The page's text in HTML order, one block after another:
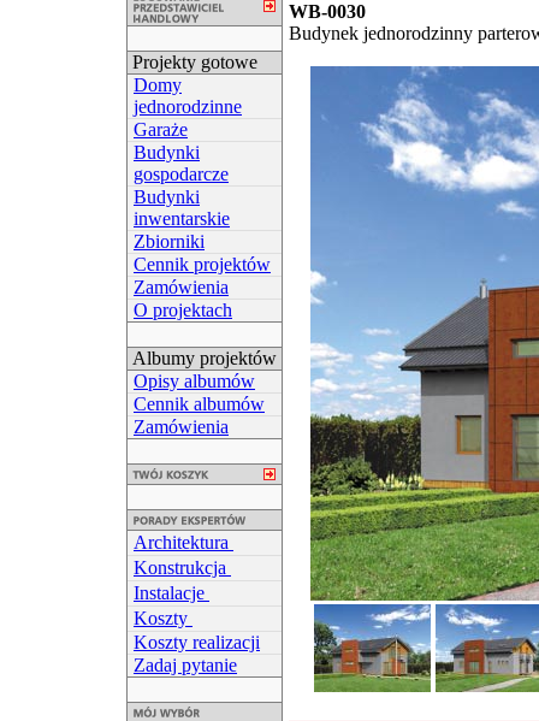
Projekty gotowe
Domy
jednorodzinne
Garaże
Budynki
gospodarcze
Budynki
inwentarskie
Zbiorniki
Cennik projektów
Zamówienia
O projektach
Albumy projektów
Opisy albumów
Cennik albumów
Zamówienia
Architektura
Konstrukcja
Instalacje
Koszty
Koszty realizacji
Zadaj pytanie
WB-0030
Budynek jednorodzinny